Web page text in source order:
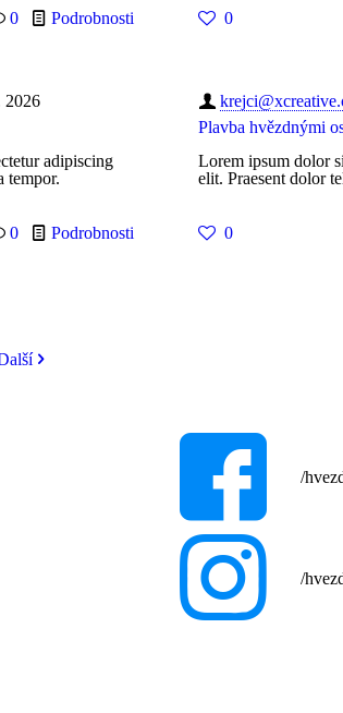
0 Podrobnosti 0
2026
adipiscing
tempor.
0 Podrobnosti
Plavba hvězdnými
Lorem ipsum dolor
elit. Praesent dolor
0
/
/